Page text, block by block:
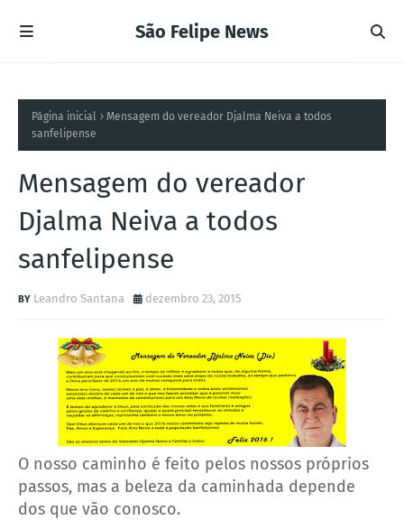
São Felipe News
Página inicial
Mensagem do vereador Djalma Neiva a todos
sanfelipense
Mensagem do vereador
Djalma Neiva a todos
sanfelipense
Leandro Santana dezembro 23, 2015
O nosso caminho é feito pelos nossos próprios
passos, mas a beleza da caminhada depende
dos que vão conosco.